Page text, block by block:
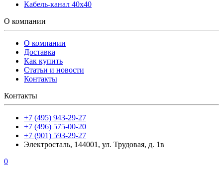
Кабель-канал 40х40
О компании
О компании
Доставка
Как купить
Статьи и новости
Контакты
Контакты
+7 (495) 943-29-27
+7 (496) 575-00-20
+7 (901) 593-29-27
Электросталь, 144001, ул. Трудовая, д. 1в
0